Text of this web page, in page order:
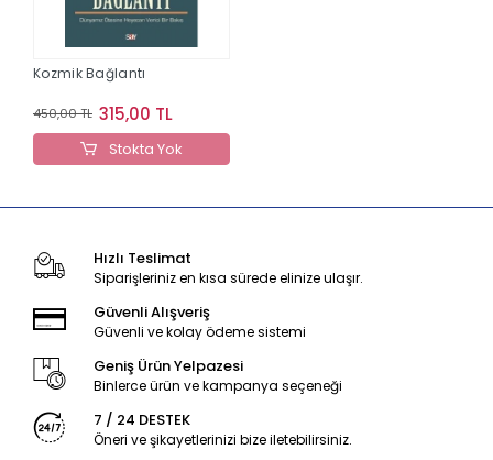
Kozmik Bağlantı
450,00 TL 315,00 TL
Stokta Yok
Hızlı Teslimat
Siparişleriniz en kısa sürede elinize ulaşır.
Güvenli Alışveriş
Güvenli ve kolay ödeme sistemi
Geniş Ürün Yelpazesi
Binlerce ürün ve kampanya seçeneği
7 / 24 DESTEK
Öneri ve şikayetlerinizi bize iletebilirsiniz.